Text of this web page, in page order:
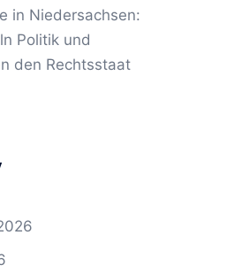
in Niedersachsen:
Politik und
den Rechtsstaat